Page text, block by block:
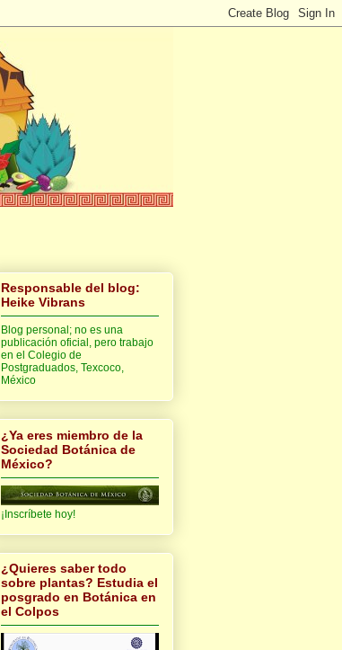
Responsable del blog:
Heike Vibrans
Blog personal; no es una
publicación oficial, pero trabajo
en el Colegio de
Postgraduados, Texcoco,
México
¿Ya eres miembro de la
Sociedad Botánica de
México?
¡Inscríbete hoy!
¿Quieres saber todo
sobre plantas? Estudia el
posgrado en Botánica en
el Colpos